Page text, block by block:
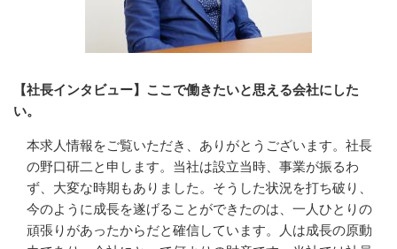
【社長インタビュー】ここで働きたいと思える会社にした
い。
本求人情報をご覧いただき、ありがとうございます。社長
の野口研二と申します。当社は設立当時、事業が振るわ
ず、大変な時期もありました。そうした状況を打ち破り、
今のように成長を遂げることができたのは、一人ひとりの
頑張りがあったからだと確信しています。人は成長の原動